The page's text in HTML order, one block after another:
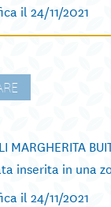
il 24/11/2021
MARGHERITA
inserita in una
il 24/11/2021